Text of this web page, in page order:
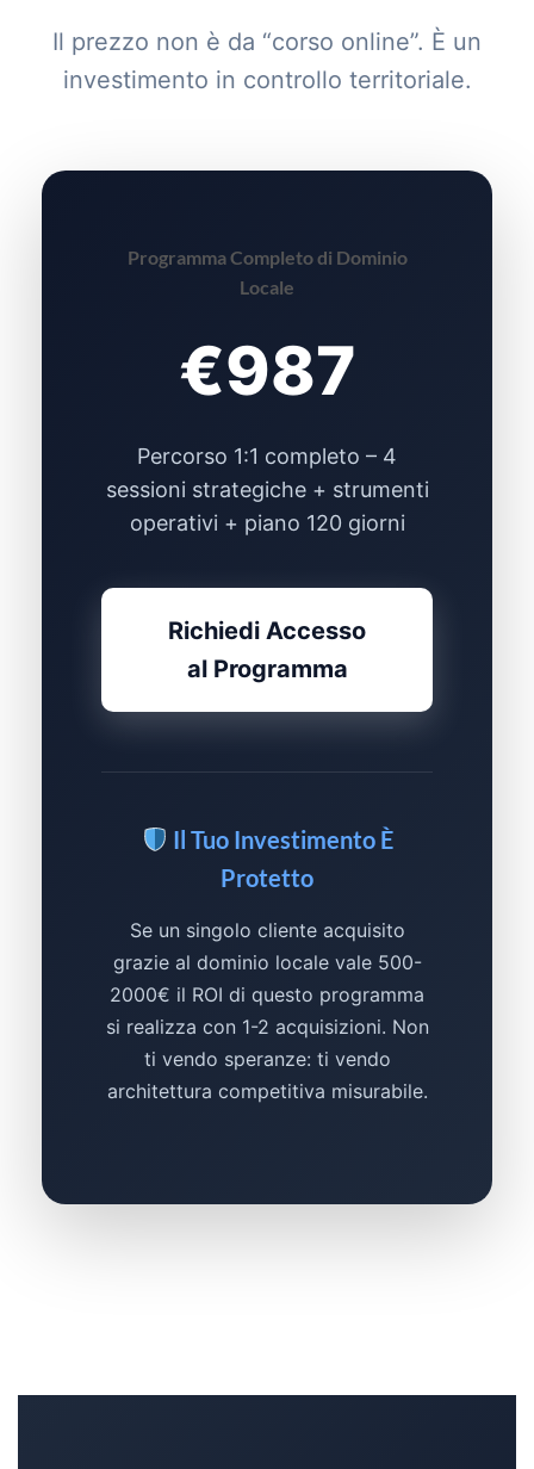
Il prezzo non è da “corso online”. È un
investimento in controllo territoriale.
Programma Completo di Dominio
Locale
€987
Percorso 1:1 completo – 4
sessioni strategiche + strumenti
operativi + piano 120 giorni
Richiedi Accesso
al Programma
Il Tuo Investimento È
Protetto
Se un singolo cliente acquisito
grazie al dominio locale vale 500-
2000€ il ROI di questo programma
si realizza con 1-2 acquisizioni. Non
ti vendo speranze: ti vendo
architettura competitiva misurabile.